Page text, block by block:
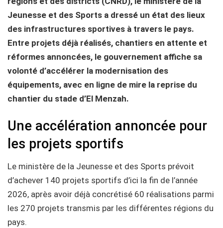
Jeunesse et des Sports a dressé un état des lieux
des infrastructures sportives à travers le pays.
Entre projets déjà réalisés, chantiers en attente et
réformes annoncées, le gouvernement affiche sa
volonté d’accélérer la modernisation des
équipements, avec en ligne de mire la reprise du
chantier du stade d’El Menzah.
Une accélération annoncée pour
les projets sportifs
Le ministère de la Jeunesse et des Sports prévoit
d’achever 140 projets sportifs d’ici la fin de l’année
2026, après avoir déjà concrétisé 60 réalisations parmi
les 270 projets transmis par les différentes régions du
pays.